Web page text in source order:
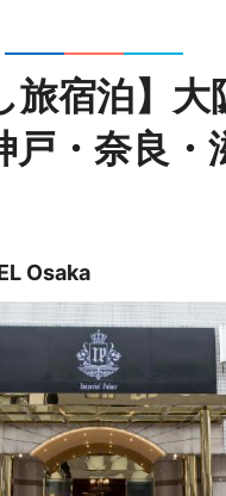
旅宿泊】大
戸・奈良・
Osaka